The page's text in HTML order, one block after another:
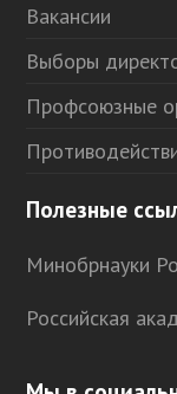
Вакансии
Выборы
Профсоюзные
Полезные
Минобрнауки
Российская